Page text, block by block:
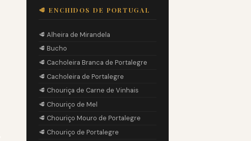
🥩 ENCHIDOS DE PORTUGAL
🥩 Alheira de Mirandela
🥩 Bucho
🥩 Cacholeira Branca de Portalegre
🥩 Cacholeira de Portalegre
🥩 Chouriça de Carne de Vinhais
🥩 Chouriço de Mel
🥩 Chouriço Mouro de Portalegre
🥩 Chouriço de Portalegre